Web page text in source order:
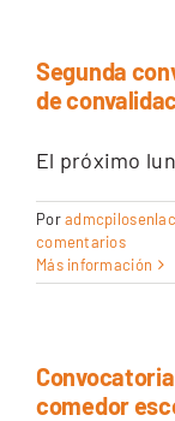
Segunda
de
El próximo
Por
comentarios
Más información
comedor